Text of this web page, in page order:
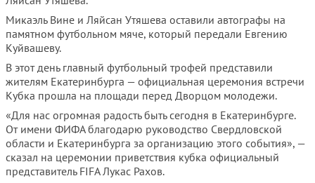
Микаэль Вине и Ляйсан Утяшева оставили автографы на
памятном футбольном мяче, который передали Евгению
Куйвашеву.
В этот день главный футбольный трофей представили
жителям Екатеринбурга — официальная церемония встречи
Кубка прошла на площади перед Дворцом молодежи.
«Для нас огромная радость быть сегодня в Екатеринбурге.
От имени ФИФА благодарю руководство Свердловской
области и Екатеринбурга за организацию этого события», —
сказал на церемонии приветствия кубка официальный
представитель FIFA Лукас Рахов.